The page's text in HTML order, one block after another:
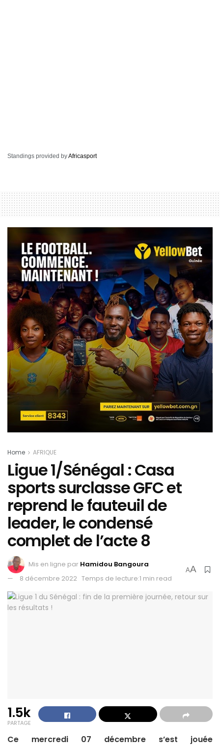
Standings provided byAfricasport
Home AFRIQUE
Ligue 1/Sénégal : Casa
sports surclasse GFC et
reprend le fauteuil de
leader, le condensé
complet de l’acte 8
Mis en ligne par Hamidou Bangoura
8 décembre 2022 Temps de lecture:1 min read
AA
1.5k
PARTAGE
Ce mercredi 07 décembre s’est jouée